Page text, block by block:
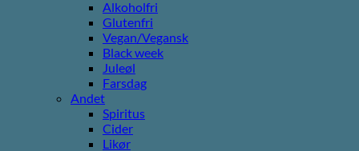
Alkoholfri
Glutenfri
Vegan/Vegansk
Black week
Juleøl
Farsdag
Andet
Spiritus
Cider
Likør